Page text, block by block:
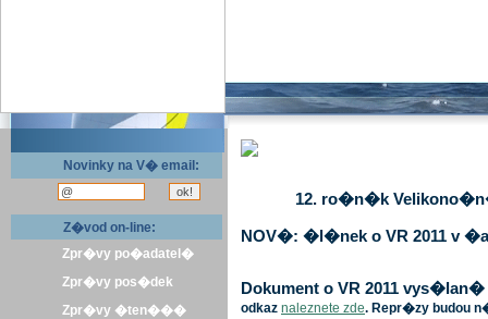
Novinky na V� email:
Z�vod on-line:
Zpr�vy po�adatel�
Zpr�vy pos�dek
Zpr�vy �ten���
12. ro�n�k
NOV�: �l�nek o VR 2011 v
Dokument o VR 2011
odkaz naleznete zde. Repr�zy budou